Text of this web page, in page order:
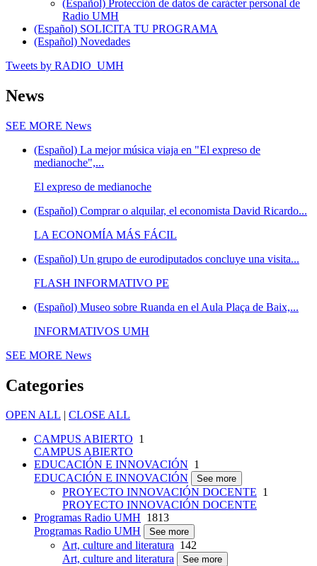
(Español) Protección de datos de carácter personal de
Radio UMH
(Español) SOLICITA TU PROGRAMA
(Español) Novedades
Tweets by RADIO_UMH
News
SEE MORE News
(Español) La mejor música viaja en "El expreso de
medianoche",...
El expreso de medianoche
(Español) Comprar o alquilar, el economista David Ricardo...
LA ECONOMÍA MÁS FÁCIL
(Español) Un grupo de eurodiputados concluye una visita...
FLASH INFORMATIVO PE
(Español) Museo sobre Ruanda en el Aula Plaça de Baix,...
INFORMATIVOS UMH
SEE MORE News
Categories
OPEN ALL | CLOSE ALL
CAMPUS ABIERTO 1
CAMPUS ABIERTO
EDUCACIÓN E INNOVACIÓN 1
EDUCACIÓN E INNOVACIÓN
See more
PROYECTO INNOVACIÓN DOCENTE 1
PROYECTO INNOVACIÓN DOCENTE
Programas Radio UMH 1813
Programas Radio UMH
See more
Art, culture and literatura 142
Art, culture and literatura
See more